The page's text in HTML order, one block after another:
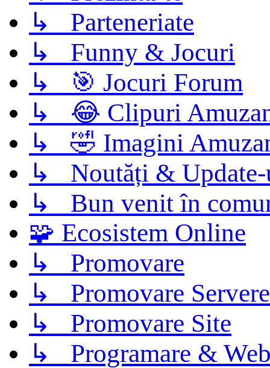
↳ Parteneriate
↳ Funny & Jocuri
↳ 🎯 Jocuri Forum
↳ 😂 Clipuri
↳ 🤣 Imagini
↳ Noutăți &
↳ Bun venit în
🧩 Ecosistem Online
↳ Promovare
↳ Promovare Servere
↳ Promovare Site
↳ Programare &